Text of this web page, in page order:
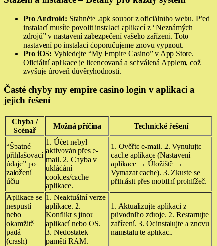
Pro Android: Stáhněte .apk soubor z oficiálního webu. Před
instalací musíte povolit instalaci aplikací z “Neznámých
zdrojů” v nastavení zabezpečení vašeho zařízení. Toto
nastavení po instalaci doporučujeme znovu vypnout.
Pro iOS: Vyhledejte “My Empire Casino” v App Store.
Oficiální aplikace je licencovaná a schválená Applem, což
zvyšuje úroveň důvěryhodnosti.
Časté chyby my empire casino login v aplikaci a
jejich řešení
Chyba /
Scénář
Možná příčina Technické řešení
“Špatné
přihlašovací
údaje” po
založení
účtu
1. Účet nebyl
aktivován přes e-
mail. 2. Chyba v
ukládání
cookies/cache
aplikace.
1. Ověřte e-mail. 2. Vynulujte
cache aplikace (Nastavení
aplikace → Úložiště →
Vymazat cache). 3. Zkuste se
přihlásit přes mobilní prohlížeč.
Aplikace se
nespustí
nebo
okamžitě
padá
(crash)
1. Neaktuální verze
aplikace. 2.
Konflikt s jinou
aplikací nebo OS.
3. Nedostatek
paměti RAM.
1. Aktualizujte aplikaci z
původního zdroje. 2. Restartujte
zařízení. 3. Odinstalujte a znovu
nainstalujte aplikaci.